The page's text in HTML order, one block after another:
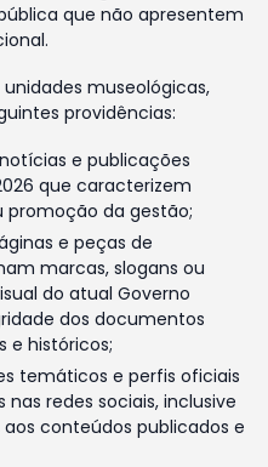
que não apresentem
museológicas,
providências:
e publicações
que caracterizem
promoção da gestão;
e peças de
marcas, slogans ou
do atual Governo
dos documentos
e históricos;
temáticos e perfis oficiais
redes sociais, inclusive
conteúdos publicados e